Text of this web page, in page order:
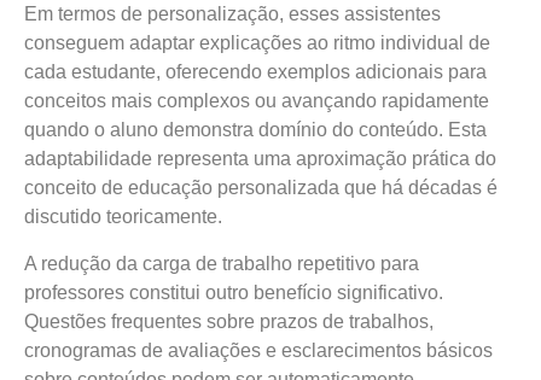
Em termos de personalização, esses assistentes
conseguem adaptar explicações ao ritmo individual de
cada estudante, oferecendo exemplos adicionais para
conceitos mais complexos ou avançando rapidamente
quando o aluno demonstra domínio do conteúdo. Esta
adaptabilidade representa uma aproximação prática do
conceito de educação personalizada que há décadas é
discutido teoricamente.
A redução da carga de trabalho repetitivo para
professores constitui outro benefício significativo.
Questões frequentes sobre prazos de trabalhos,
cronogramas de avaliações e esclarecimentos básicos